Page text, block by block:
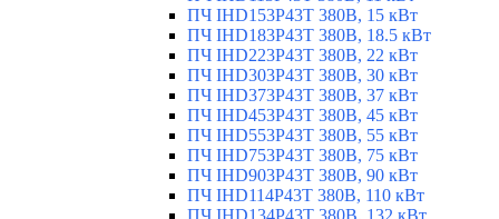
ПЧ IHD153P43T 380В, 15 кВт
ПЧ IHD183P43T 380В, 18.5 кВт
ПЧ IHD223P43T 380В, 22 кВт
ПЧ IHD303P43T 380В, 30 кВт
ПЧ IHD373P43T 380В, 37 кВт
ПЧ IHD453P43T 380В, 45 кВт
ПЧ IHD553P43T 380В, 55 кВт
ПЧ IHD753P43T 380В, 75 кВт
ПЧ IHD903P43T 380В, 90 кВт
ПЧ IHD114P43T 380В, 110 кВт